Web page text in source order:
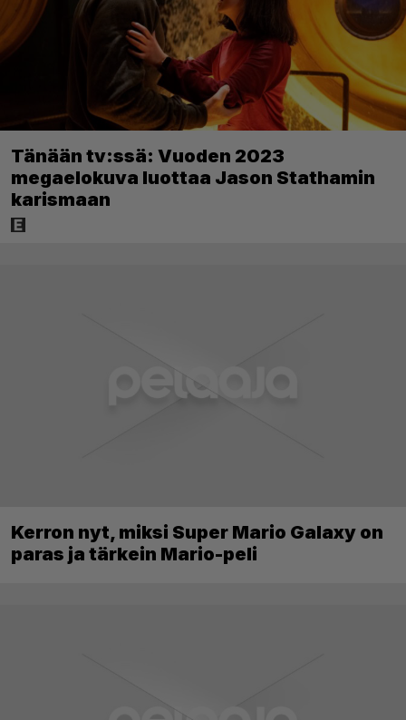
Tänään tv:ssä: Vuoden 2023
megaelokuva luottaa Jason Stathamin
karismaan
Kerron nyt, miksi Super Mario Galaxy on